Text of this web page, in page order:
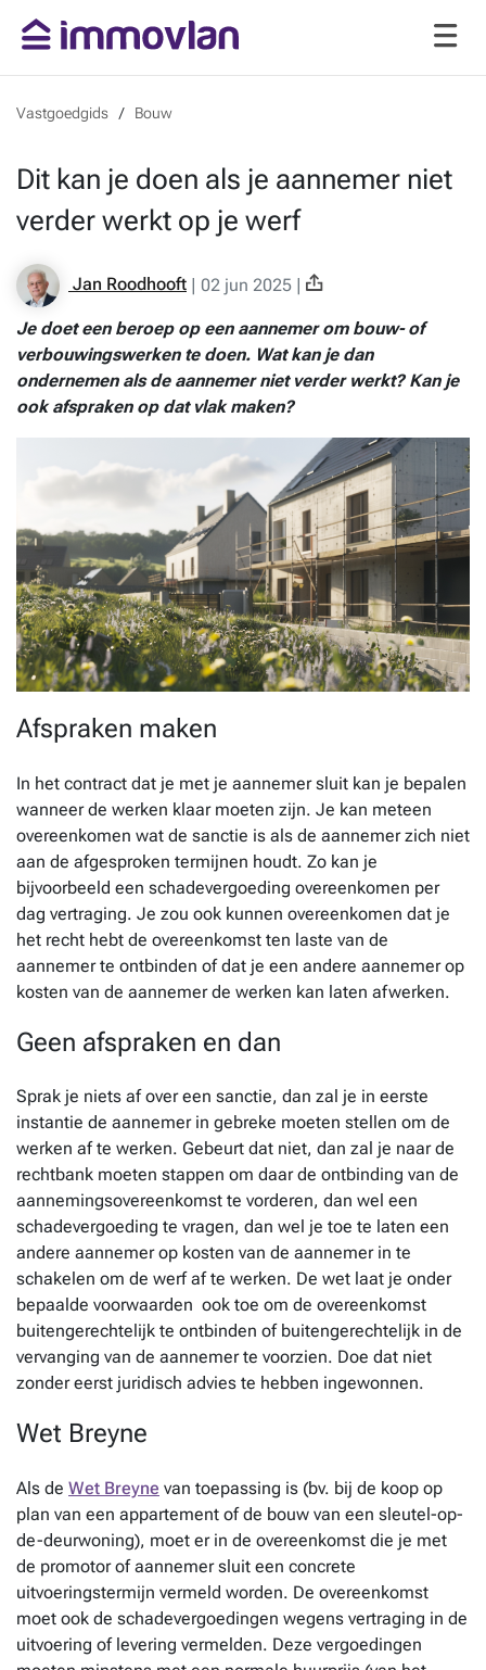
Vastgoedgids Bouw
Dit kan je doen als je aannemer niet
verder werkt op je werf
Jan Roodhooft | 02 jun 2025 |
Je doet een beroep op een aannemer om bouw- of
verbouwingswerken te doen. Wat kan je dan
ondernemen als de aannemer niet verder werkt? Kan je
ook afspraken op dat vlak maken?
Afspraken maken
In het contract dat je met je aannemer sluit kan je bepalen
wanneer de werken klaar moeten zijn. Je kan meteen
overeenkomen wat de sanctie is als de aannemer zich niet
aan de afgesproken termijnen houdt. Zo kan je
bijvoorbeeld een schadevergoeding overeenkomen per
dag vertraging. Je zou ook kunnen overeenkomen dat je
het recht hebt de overeenkomst ten laste van de
aannemer te ontbinden of dat je een andere aannemer op
kosten van de aannemer de werken kan laten afwerken.
Geen afspraken en dan
Sprak je niets af over een sanctie, dan zal je in eerste
instantie de aannemer in gebreke moeten stellen om de
werken af te werken. Gebeurt dat niet, dan zal je naar de
rechtbank moeten stappen om daar de ontbinding van de
aannemingsovereenkomst te vorderen, dan wel een
schadevergoeding te vragen, dan wel je toe te laten een
andere aannemer op kosten van de aannemer in te
schakelen om de werf af te werken. De wet laat je onder
bepaalde voorwaarden ook toe om de overeenkomst
buitengerechtelijk te ontbinden of buitengerechtelijk in de
vervanging van de aannemer te voorzien. Doe dat niet
zonder eerst juridisch advies te hebben ingewonnen.
Wet Breyne
Als de Wet Breyne van toepassing is (bv. bij de koop op
plan van een appartement of de bouw van een sleutel-op-
de-deurwoning), moet er in de overeenkomst die je met
de promotor of aannemer sluit een concrete
uitvoeringstermijn vermeld worden. De overeenkomst
moet ook de schadevergoedingen wegens vertraging in de
uitvoering of levering vermelden. Deze vergoedingen